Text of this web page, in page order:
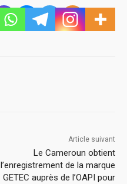
Article suivant
Le Cameroun obtient
l’enregistrement de la marque
GETEC auprès de l’OAPI pour